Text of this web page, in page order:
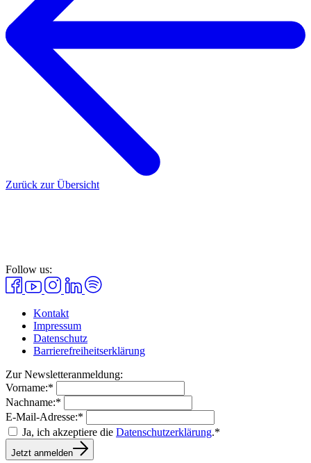
Zurück zur Übersicht
Follow us:
Kontakt
Impressum
Datenschutz
Barrierefreiheitserklärung
Zur Newsletteranmeldung:
Vorname:*
Nachname:*
E-Mail-Adresse:*
Ja, ich akzeptiere die Datenschutzerklärung.*
Jetzt anmelden